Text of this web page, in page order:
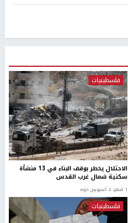
فلسطينيات
الاحتلال يخطر بوقف البناء في 13 منشأة
سكنية شمال غرب القدس
1 شهر، 2 أسبوعين ago
فلسطينيات